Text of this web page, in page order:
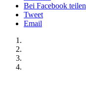
Bei Facebook teilen
Tweet
Email